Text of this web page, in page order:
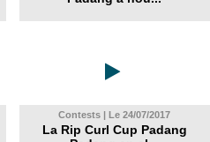
Contests | Le 24/07/2017
La Rip Curl Cup Padang